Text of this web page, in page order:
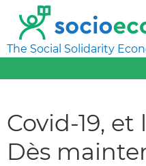
The Social Solidarity
Covid-19,
Dès